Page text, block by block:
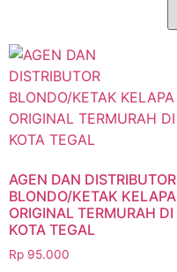
AGEN DAN DISTRIBUTOR
BLONDO/KETAK KELAPA
ORIGINAL TERMURAH DI
KOTA TEGAL
Rp 95.000